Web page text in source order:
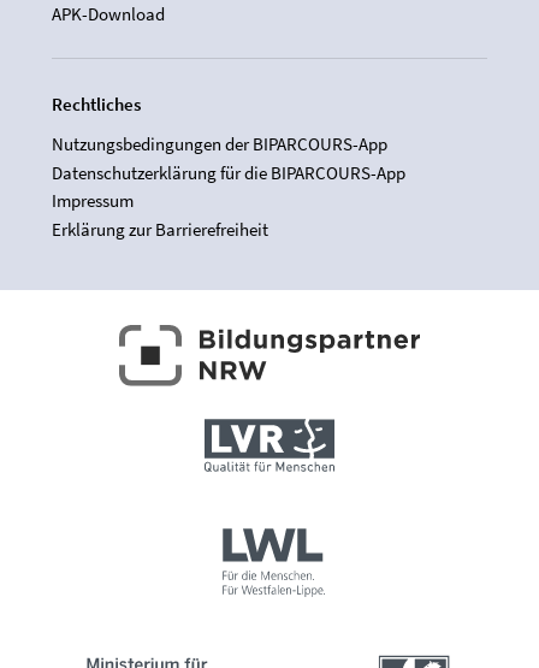
APK-Download
Rechtliches
Nutzungsbedingungen der BIPARCOURS-App
Datenschutzerklärung für die BIPARCOURS-App
Impressum
Erklärung zur Barrierefreiheit